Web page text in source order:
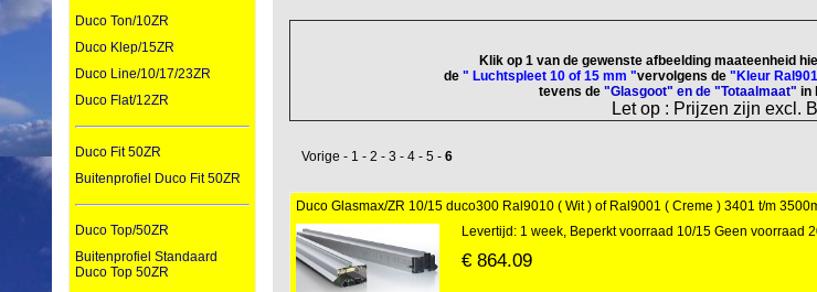
Duco Ton/10ZR
Duco Klep/15ZR
Duco Line/10/17/23ZR
Duco Flat/12ZR
Duco Fit 50ZR
Buitenprofiel Duco Fit 50ZR
Duco Top/50ZR
Buitenprofiel Standaard
Duco Top 50ZR
Klik op 1 van de gewenste afbeelding maateenheid
de " Luchtspleet 10 of 15 mm "vervolgens de "Kleur
tevens de "Glasgoot" en de "Totaalmaat" in
Let op : Prijzen zijn excl.
Vorige - 1 - 2 - 3 - 4 - 5 - 6
Duco Glasmax/ZR 10/15 duco300 Ral9010 ( Wit ) of Ral9001 ( Creme ) 3401 t/m
Levertijd: 1 week, Beperkt voorraad 10/15 Geen voorraad
€ 864.09